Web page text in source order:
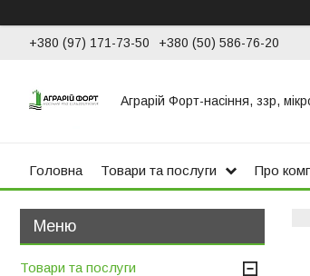
+380 (97) 171-73-50 +380 (50) 586-76-20
Аграрій Форт-насіння, ззр,
Головна Товари та послуги Про
Товари та послуги